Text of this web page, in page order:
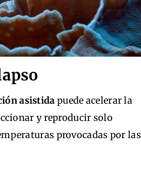
asistida puede acelerar la
y reproducir solo
provocadas por las